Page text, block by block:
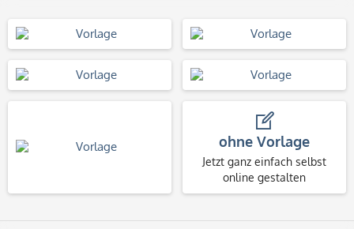
ohne Vorlage
Jetzt ganz einfach selbst
online gestalten